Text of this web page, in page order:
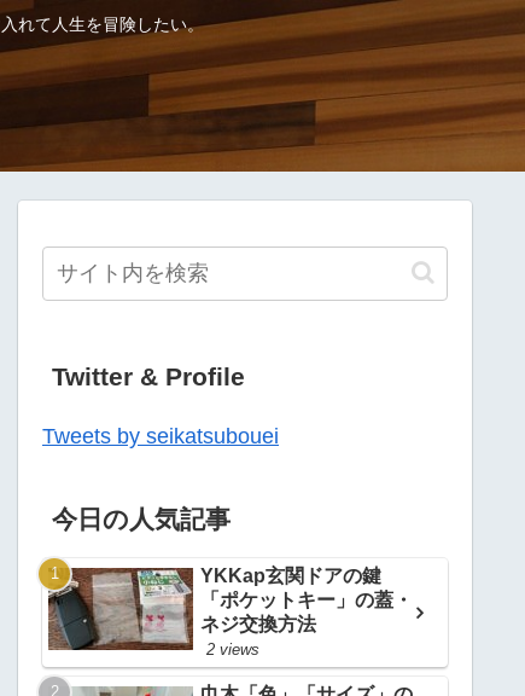
れて人生を冒険したい。
Twitter & Profile
Tweets by seikatsubouei
今日の人気記事
YKKap玄関ドアの鍵
「ポケットキー」の蓋・
ネジ交換方法
2 views